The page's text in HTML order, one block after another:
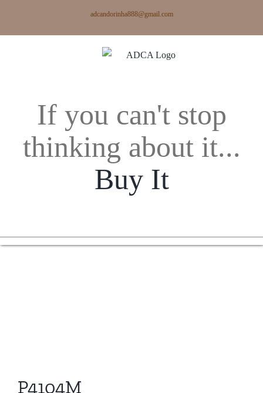
adcandorinha888@gmail.com
If you can't stop
thinking about it...
Buy It
P4104M